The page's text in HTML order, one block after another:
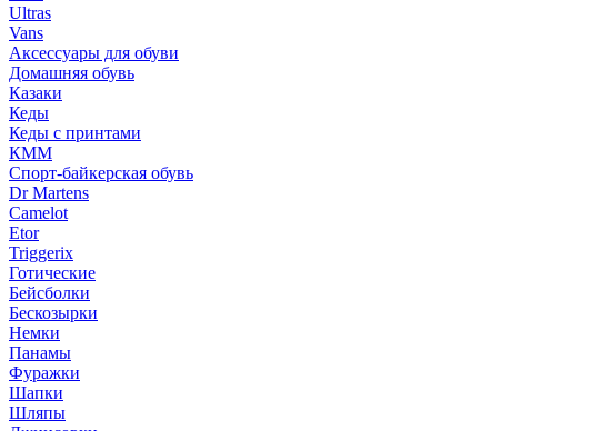
Ultras
Vans
Аксессуары для обуви
Домашняя обувь
Казаки
Кеды
Кеды с принтами
КММ
Спорт-байкерская обувь
Dr Martens
Camelot
Etor
Triggerix
Готические
Бейсболки
Бескозырки
Немки
Панамы
Фуражки
Шапки
Шляпы